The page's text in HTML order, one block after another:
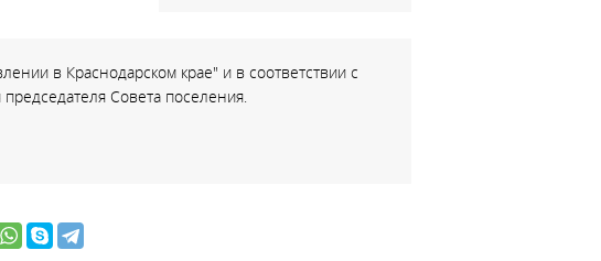
в Краснодарском крае" и в соответствии с
Совета поселения.